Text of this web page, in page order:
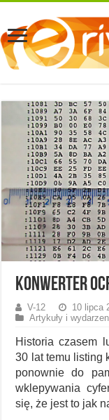
Konwerter
V-12
10 lipca
Artykuły i
Historia czasem
30 lat temu listing
ponownie do
wklepywania
się, że jest to jak